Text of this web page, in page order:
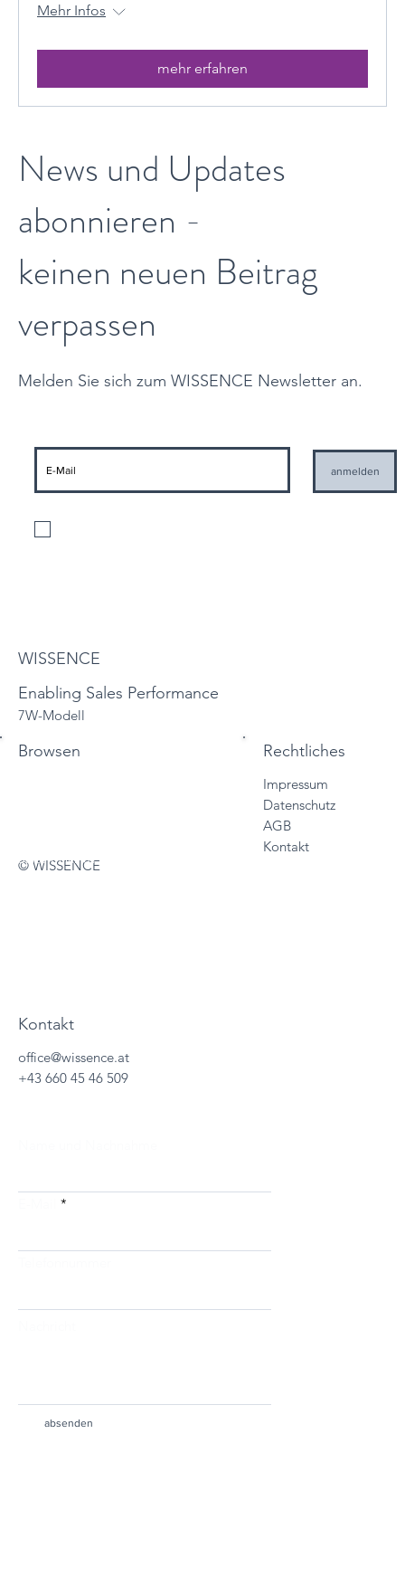
Mehr Infos
mehr erfahren
© WISSENCE
WISSENCE
Enabling Sales Performance
7W-Modell
Browsen
Sales Trainings
Rechtliches
Impressum
Datenschutz
AGB
Kontakt
absenden
Kontakt
office@wissence.at
+43 660 45 46 509
News und Updates
abonnieren -
keinen neuen Beitrag
verpassen
Melden Sie sich zum WISSENCE Newsletter an.
anmelden